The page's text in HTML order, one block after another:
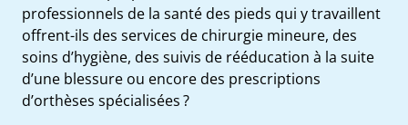
professionnels de la santé des pieds qui y travaillent
offrent-ils des services de chirurgie mineure, des
soins d’hygiène, des suivis de rééducation à la suite
d’une blessure ou encore des prescriptions
d’orthèses spécialisées ?